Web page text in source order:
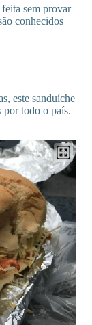
sem provar
conhecidos
este sanduíche
por todo o país.